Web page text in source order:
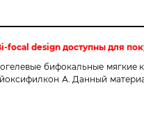
focal design доступны для
бифокальные мягкие
А. Данный